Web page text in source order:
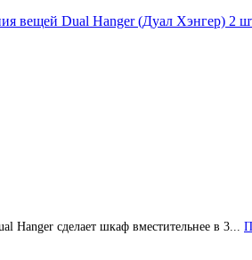
вещей Dual Hanger (Дуал Хэнгер) 2
Hanger сделает шкаф вместительнее в 3...